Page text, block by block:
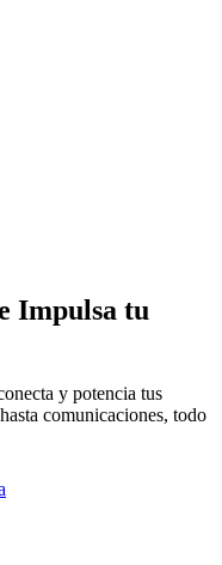
Impulsa tu
y potencia tus
comunicaciones, todo